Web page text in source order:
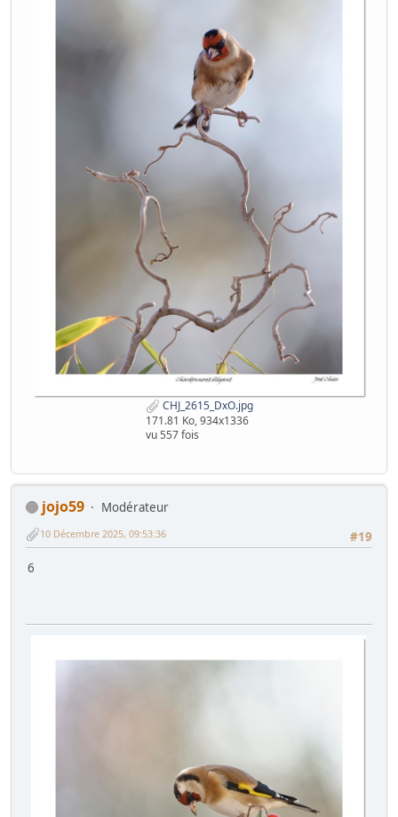
CHJ_2615_DxO.jpg
171.81 Ko, 934x1336
vu 557 fois
jojo59
Modérateur
#19
10 Décembre 2025, 09:53:36
6